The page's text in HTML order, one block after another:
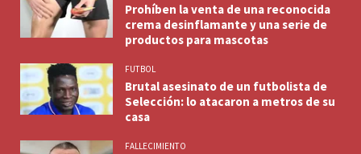
Prohíben la venta de una reconocida
crema desinflamante y una serie de
productos para mascotas
FUTBOL
Brutal asesinato de un futbolista de
Selección: lo atacaron a metros de su
casa
FALLECIMIENTO